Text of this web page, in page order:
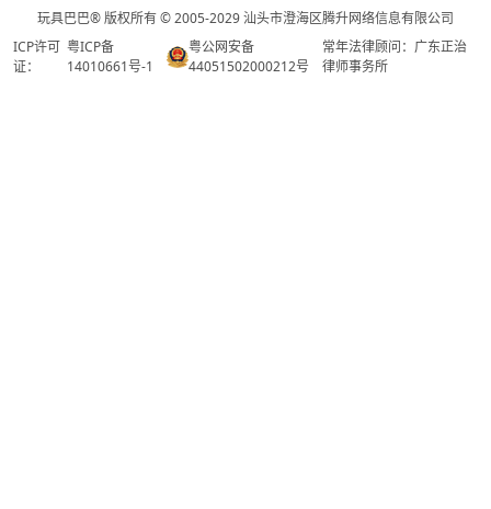
玩具巴巴® 版权所有 © 2005-2029 汕头市澄海区腾升网络信息有限公司
ICP许可
证：
粤ICP备
14010661号-1
粤公网安备
44051502000212号
常年法律顾问：广东正治
律师事务所